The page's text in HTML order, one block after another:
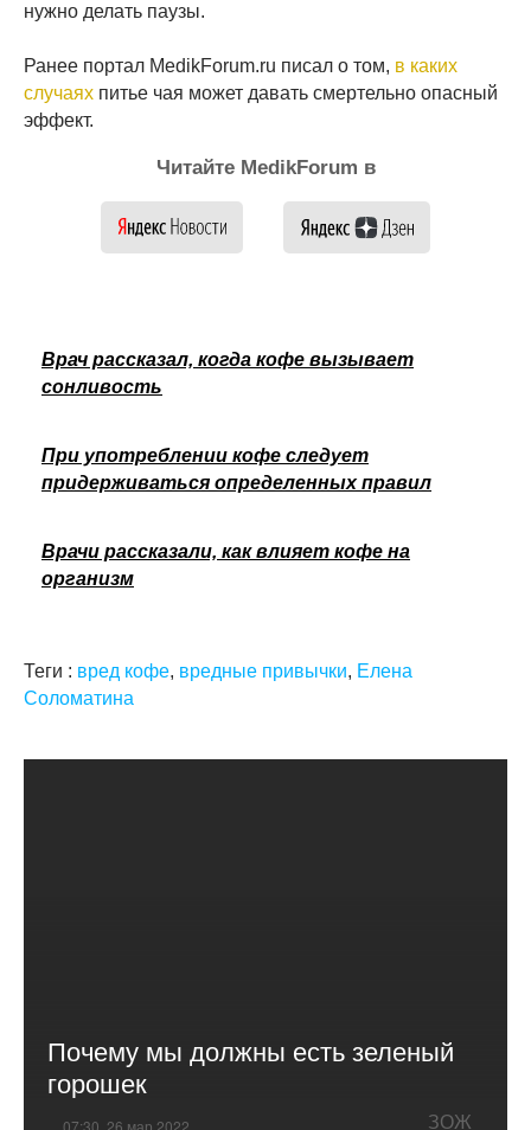
нужно делать паузы.
Ранее портал MedikForum.ru писал о том, в каких
случаях питье чая может давать смертельно опасный
эффект.
Читайте MedikForum в
Врач рассказал, когда кофе вызывает
сонливость
При употреблении кофе следует
придерживаться определенных правил
Врачи рассказали, как влияет кофе на
организм
Теги : вред кофе, вредные привычки, Елена
Соломатина
Почему мы должны есть зеленый
горошек
07:30, 26 мар 2022 ЗОЖ